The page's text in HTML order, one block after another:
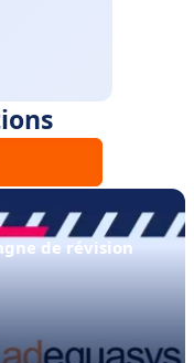
de révision